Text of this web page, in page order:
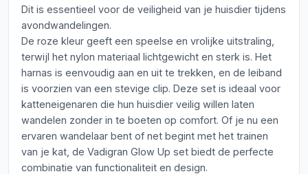
Dit is essentieel voor de veiligheid van je huisdier tijdens
avondwandelingen.
De roze kleur geeft een speelse en vrolijke uitstraling,
terwijl het nylon materiaal lichtgewicht en sterk is. Het
harnas is eenvoudig aan en uit te trekken, en de leiband
is voorzien van een stevige clip. Deze set is ideaal voor
katteneigenaren die hun huisdier veilig willen laten
wandelen zonder in te boeten op comfort. Of je nu een
ervaren wandelaar bent of net begint met het trainen
van je kat, de Vadigran Glow Up set biedt de perfecte
combinatie van functionaliteit en design.